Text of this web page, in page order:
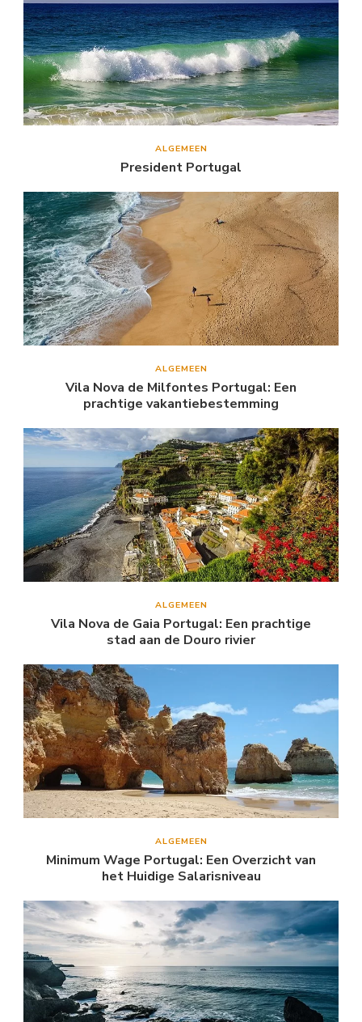
ALGEMEEN
President Portugal
ALGEMEEN
Vila Nova de Milfontes Portugal: Een
prachtige vakantiebestemming
ALGEMEEN
Vila Nova de Gaia Portugal: Een prachtige
stad aan de Douro rivier
ALGEMEEN
Minimum Wage Portugal: Een Overzicht van
het Huidige Salarisniveau